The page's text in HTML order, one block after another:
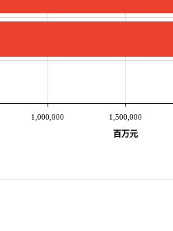
1,000,000 1,500,000
百万元